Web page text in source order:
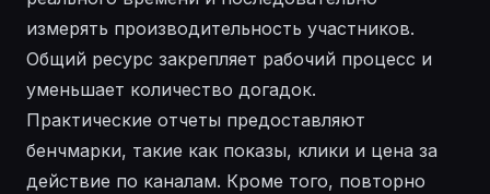
измерять производительность участников.
Общий ресурс закрепляет рабочий процесс и
уменьшает количество догадок.
Практические отчеты предоставляют
бенчмарки, такие как показы, клики и цена за
действие по каналам. Кроме того, повторно